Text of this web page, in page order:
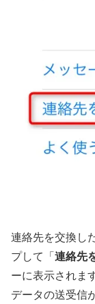
連絡先を交換し
プして「 連絡先
ーに表示されま
データの送受信